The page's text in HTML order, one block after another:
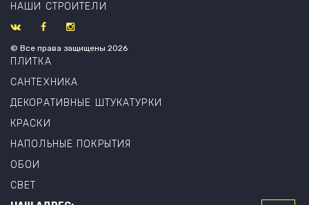
НАШИ СТРОИТЕЛИ
© Все права защищены 2026
ПЛИТКА
САНТЕХНИКА
ДЕКОРАТИВНЫЕ ШТУКАТУРКИ
КРАСКИ
НАПОЛЬНЫЕ ПОКРЫТИЯ
ОБОИ
СВЕТ